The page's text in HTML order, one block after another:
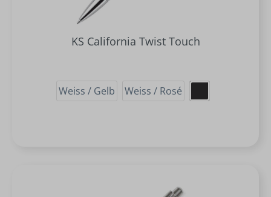
KS California Twist Touch
Weiss / Gelb Weiss / Rosé